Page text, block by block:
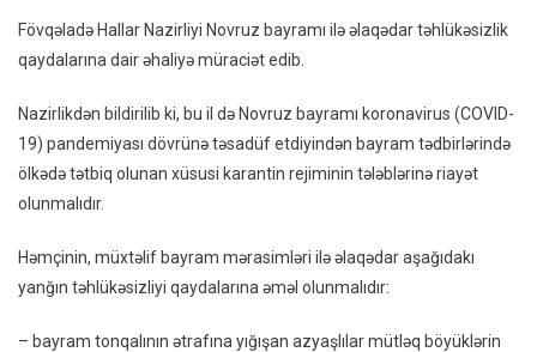
Ilə
Bağlı
Fövqəladə Hallar Nazirliyi Novruz bayramı ilə əlaqədar təhlükəsizlik
qaydalarına dair əhaliyə müraciət edib.
Nazirlikdən bildirilib ki, bu il də Novruz bayramı koronavirus (COVID-
19) pandemiyası dövrünə təsadüf etdiyindən bayram tədbirlərində
ölkədə tətbiq olunan xüsusi karantin rejiminin tələblərinə riayət
olunmalıdır.
Həmçinin, müxtəlif bayram mərasimləri ilə əlaqədar aşağıdakı
yanğın təhlükəsizliyi qaydalarına əməl olunmalıdır:
– bayram tonqalının ətrafına yığışan azyaşlılar mütləq böyüklərin